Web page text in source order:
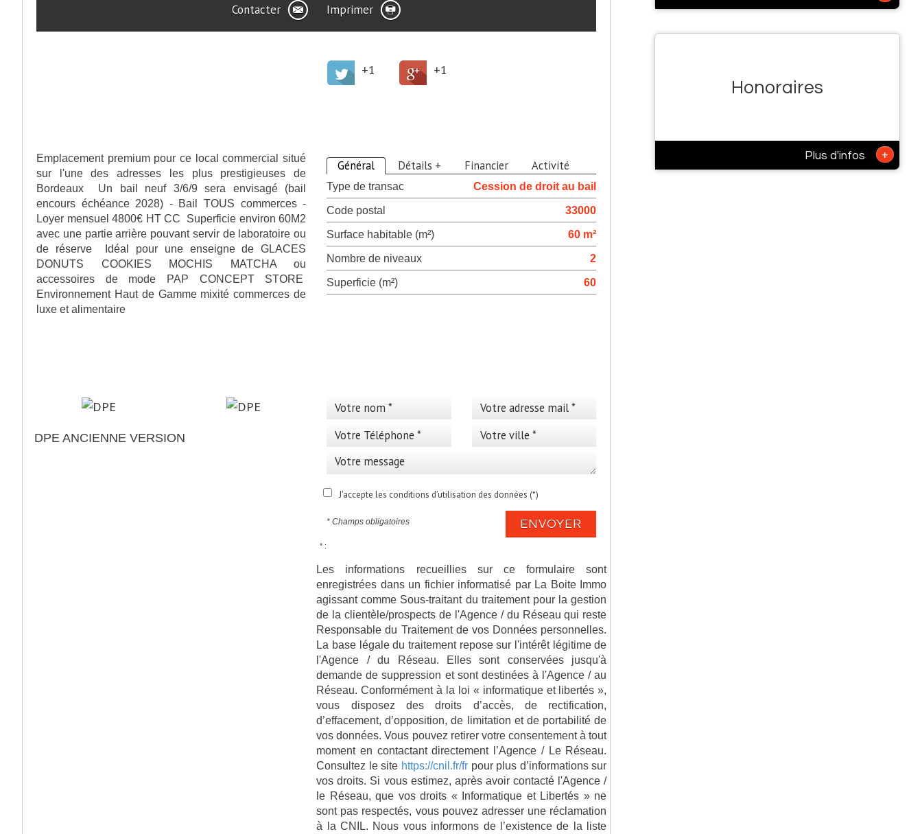
Contacter Imprimer
+1 +1
Emplacement premium pour ce local commercial situé
sur l'une des adresses les plus prestigieuses de
Bordeaux Un bail neuf 3/6/9 sera envisagé (bail
encours échéance 2028) - Bail TOUS commerces -
Loyer mensuel 4800€ HT CC Superficie environ 60M2
avec une partie arrière pouvant servir de laboratoire ou
de réserve Idéal pour une enseigne de GLACES
DONUTS COOKIES MOCHIS MATCHA ou
accessoires de mode PAP CONCEPT STORE
Environnement Haut de Gamme mixité commerces de
luxe et alimentaire
Général Détails + Financier Activité
Type de transac
Cession de droit au bail
Code postal
33000
Surface habitable (m²)
60 m²
Nombre de niveaux
2
Superficie (m²)
60
DPE ANCIENNE VERSION
J'accepte les conditions d'utilisation des données (*)
* Champs obligatoires ENVOYER
* :
Les informations recueillies sur ce formulaire sont
enregistrées dans un fichier informatisé par La Boite Immo
agissant comme Sous-traitant du traitement pour la gestion
de la clientèle/prospects de l'Agence / du Réseau qui reste
Responsable du Traitement de vos Données personnelles.
La base légale du traitement repose sur l'intérêt légitime de
l'Agence / du Réseau. Elles sont conservées jusqu'à
demande de suppression et sont destinées à l'Agence / au
Réseau. Conformément à la loi « informatique et libertés »,
vous disposez des droits d’accès, de rectification,
d’effacement, d’opposition, de limitation et de portabilité de
vos données. Vous pouvez retirer votre consentement à tout
moment en contactant directement l’Agence / Le Réseau.
Consultez le site https://cnil.fr/frpour plus d’informations sur
vos droits. Si vous estimez, après avoir contacté l'Agence /
le Réseau, que vos droits « Informatique et Libertés » ne
sont pas respectés, vous pouvez adresser une réclamation
à la CNIL. Nous vous informons de l’existence de la liste
Honoraires
Plus d'infos +